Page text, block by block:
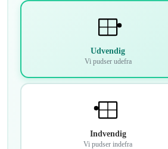
Udvendig
Vi pudser udefra
Indvendig
Vi pudser indefra